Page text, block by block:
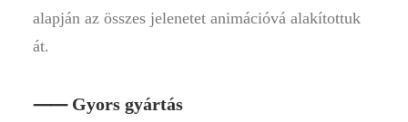
alapján az összes jelenetet animációvá alakítottuk
át.
⸺ Gyors gyártás